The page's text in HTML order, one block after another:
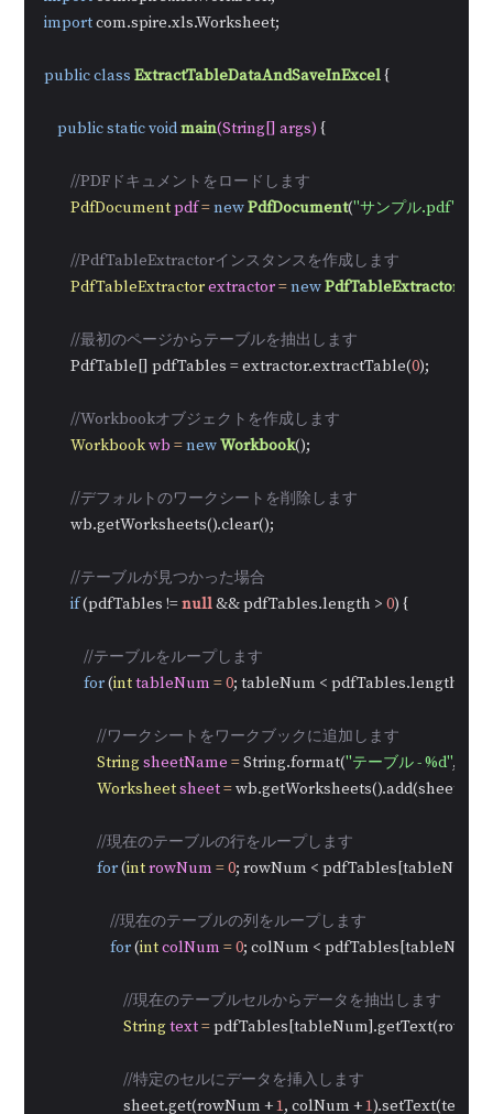
import com.spire.xls.Worksheet;
publicclass ExtractTableDataAndSaveInExcel {
publicstaticvoidmain(String[] args) {
//PDFドキュメントをロードします
PdfDocumentpdf=newPdfDocument("サンプル.pdf"
//PdfTableExtractorインスタンスを作成します
PdfTableExtractorextractor=newPdfTableExtractor
//最初のページからテーブルを抽出します
        PdfTable[] pdfTables = extractor.extractTable(
0);
//Workbookオブジェクトを作成します
Workbookwb =newWorkbook();
//デフォルトのワークシートを削除します
        wb.getWorksheets().clear();
//テーブルが見つかった場合
if (pdfTables != null && pdfTables.length > 0) {
//テーブルをループします
for (inttableNum =0; tableNum < pdfTables.length;
//ワークシートをワークブックに追加します
StringsheetName = String.format("テーブル - %d",
Worksheetsheet=
//現在のテーブルの行をループします
for (introwNum =0; rowNum <
//現在のテーブルの列をループします
for (intcolNum =0; colNum <
//現在のテーブルセルからデータを抽出します
Stringtext=
//特定のセルにデータを挿入します
                        sheet.get(rowNum +
1, colNum + 1).setText(text);